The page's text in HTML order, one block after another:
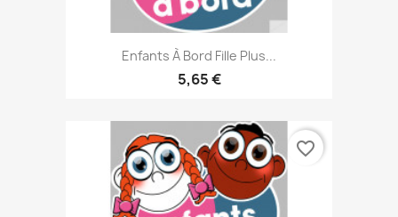
Enfants À Bord Fille Plus...
5,65 €
favorite_border